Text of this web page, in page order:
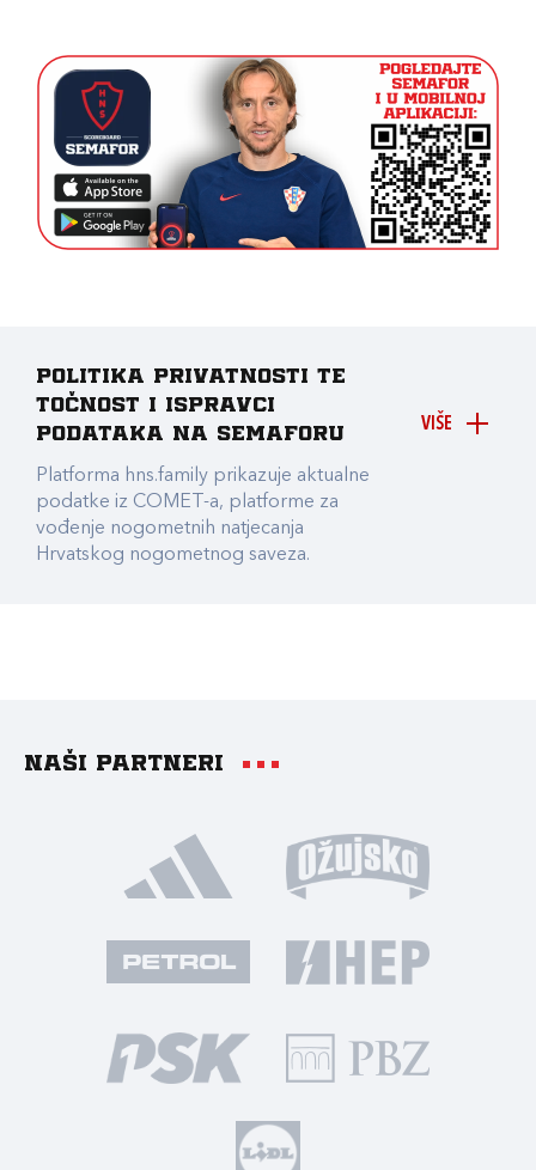
VIŠE
Politika privatnosti te
točnost i ispravci
podataka na Semaforu
Platforma hns.family prikazuje aktualne
podatke iz COMET-a, platforme za
vođenje nogometnih natjecanja
Hrvatskog nogometnog saveza.
Naši partneri